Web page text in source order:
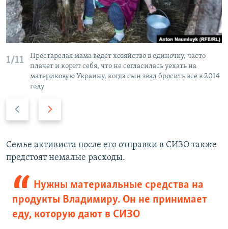
1/11
Престарелая мама ведет хозяйство в одиночку, часто
плачет и корит себя, что не согласилась уехать на
материковую Украину, когда сын звал бросить все в 2014
году
д
ы
д
у
щ
и
й
с
Семье активиста после его отправки в СИЗО также
предстоят немалые расходы.
Нужны материальные средства на
продукты Владимиру. Он не принимает
еду, которую дают в СИЗО